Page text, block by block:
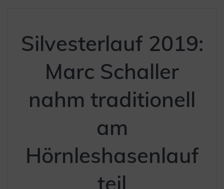
Silvesterlauf 2019:
Marc Schaller
nahm traditionell
am
Hörnleshasenlauf
teil